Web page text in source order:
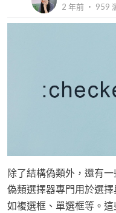
2 年前 ‧ 959
除了結構偽類外，還有
偽類選擇器專門用於選
如複選框、單選框等。